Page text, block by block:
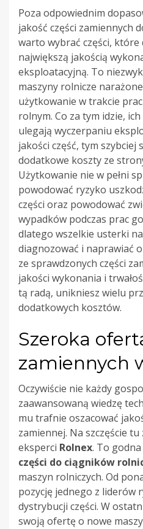
Poza odpowiednim
jakość części zamiennych
warto wybrać części,
największą jakością
eksploatacyjną. To
maszyny rolnicze
użytkowanie w trakcie
rolnym. Co za tym idzie,
ulegają wyczerpaniu
jakości część, tym szybciej
dodatkowe koszty ze
Użytkowanie nie w pełni
powodować ryzyko
części oraz powodować
wypadków podczas prac
dlatego wszelkie usterki
diagnozować i naprawiać
ze sprawdzonych części
jakości wykonania i
tą radą, unikniesz wielu
dodatkowych kosztów.
Szeroka
zamiennych
Oczywiście nie każdy
zaawansowaną wiedzę
mu trafnie oszacować
zamiennej. Na szczęście
eksperci Rolnex. To
części do ciągników
maszyn rolniczych. Od
pozycję jednego z liderów
dystrybucji części. W
swoją ofertę o nowe